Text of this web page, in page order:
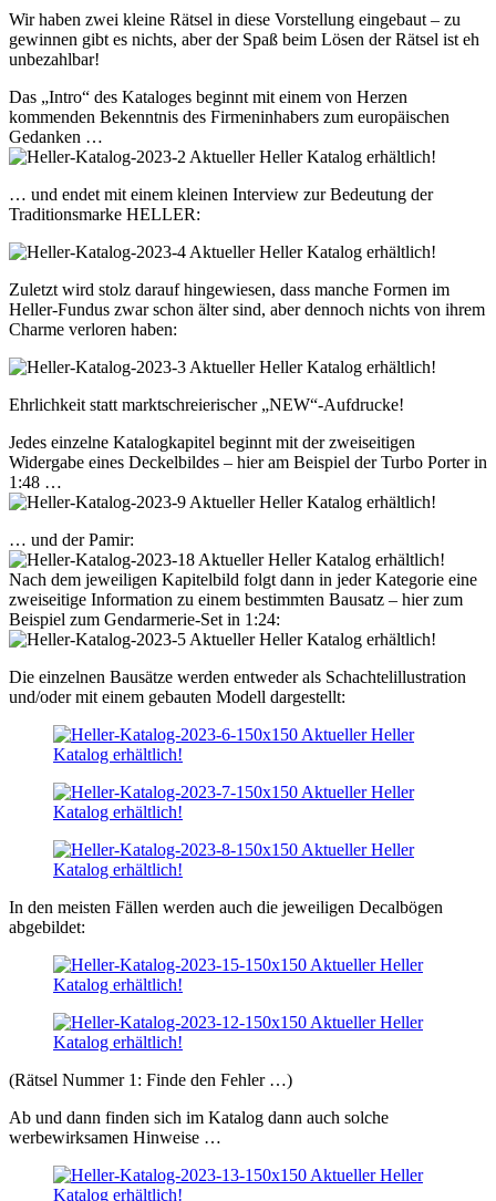
Wir haben zwei kleine Rätsel in diese Vorstellung eingebaut – zu
gewinnen gibt es nichts, aber der Spaß beim Lösen der Rätsel ist eh
unbezahlbar!
Das „Intro“ des Kataloges beginnt mit einem von Herzen
kommenden Bekenntnis des Firmeninhabers zum europäischen
Gedanken …
… und endet mit einem kleinen Interview zur Bedeutung der
Traditionsmarke HELLER:
Zuletzt wird stolz darauf hingewiesen, dass manche Formen im
Heller-Fundus zwar schon älter sind, aber dennoch nichts von ihrem
Charme verloren haben:
Ehrlichkeit statt marktschreierischer „NEW“-Aufdrucke!
Jedes einzelne Katalogkapitel beginnt mit der zweiseitigen
Widergabe eines Deckelbildes – hier am Beispiel der Turbo Porter in
1:48 …
… und der Pamir:
Nach dem jeweiligen Kapitelbild folgt dann in jeder Kategorie eine
zweiseitige Information zu einem bestimmten Bausatz – hier zum
Beispiel zum Gendarmerie-Set in 1:24:
Die einzelnen Bausätze werden entweder als Schachtelillustration
und/oder mit einem gebauten Modell dargestellt:
In den meisten Fällen werden auch die jeweiligen Decalbögen
abgebildet:
(Rätsel Nummer 1: Finde den Fehler …)
Ab und dann finden sich im Katalog dann auch solche
werbewirksamen Hinweise …